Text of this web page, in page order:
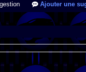
Ajouter une